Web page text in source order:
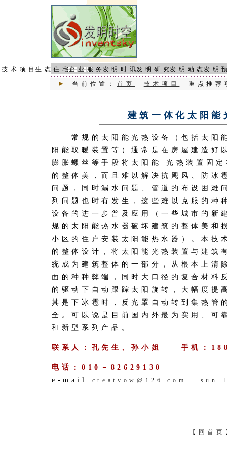
术项目生态住宅企业服务发明时讯发明研究发明动态发明
当前位置： 首页 － 技术项目 －重点推荐
建筑一体化太阳能
常规的太阳能光热设备（包括太阳
阳能取暖装置等）通常是在房屋建造好
膨胀螺丝等手段将太阳能 光热装置固
的整体美，而且难以解决抗飓风、防冰
问题，同时漏水问题、管道的布设困难
列问题也时有发生，这些难以克服的种
设备的进一步普及应用（一些城市的新
规的太阳能热水器破坏建筑的整体美和
小区的住户安装太阳能热水器）。本技
的整体设计，将太阳能光热装置与建筑
统成为建筑整体的一部分，从根本上清
面的种种弊端，同时大口径的复合材料
的驱动下自动跟踪太阳旋转，大幅度提
其是下冰雹时，反光罩自动转到集热管
全。可以说是目前国内外最为实用、可
和新型系列产品。
联系人：孔先生、孙小姐 手机：
电话：010－82629130
e-mail: creatvow@126.com
【 回首页